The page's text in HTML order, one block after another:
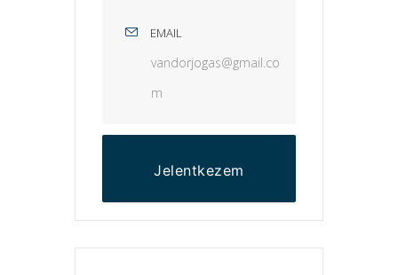
EMAIL
vandorjogas@gmail.co
m
Jelentkezem